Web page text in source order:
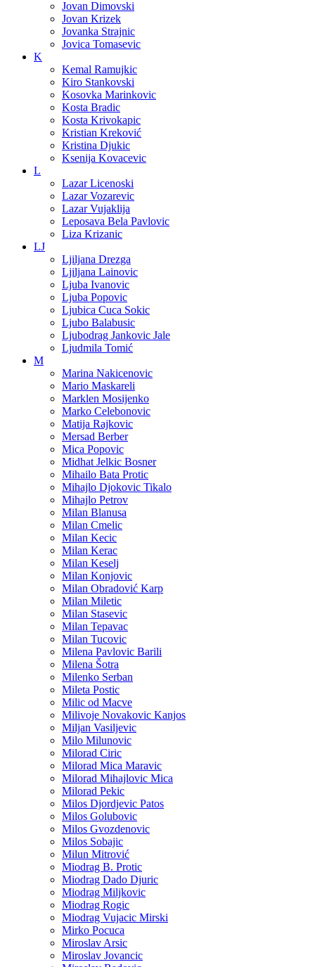
Jovan Dimovski
Jovan Krizek
Jovanka Strajnic
Jovica Tomasevic
K
Kemal Ramujkic
Kiro Stankovski
Kosovka Marinkovic
Kosta Bradic
Kosta Krivokapic
Kristian Kreković
Kristina Djukic
Ksenija Kovacevic
L
Lazar Licenoski
Lazar Vozarevic
Lazar Vujaklija
Leposava Bela Pavlovic
Liza Krizanic
LJ
Ljiljana Drezga
Ljiljana Lainovic
Ljuba Ivanovic
Ljuba Popovic
Ljubica Cuca Sokic
Ljubo Balabusic
Ljubodrag Jankovic Jale
Ljudmila Tomić
M
Marina Nakicenovic
Mario Maskareli
Marklen Mosijenko
Marko Celebonovic
Matija Rajkovic
Mersad Berber
Mica Popovic
Midhat Jelkic Bosner
Mihailo Bata Protic
Mihajlo Djokovic Tikalo
Mihajlo Petrov
Milan Blanusa
Milan Cmelic
Milan Kecic
Milan Kerac
Milan Keselj
Milan Konjovic
Milan Obradović Karp
Milan Miletic
Milan Stasevic
Milan Tepavac
Milan Tucovic
Milena Pavlovic Barili
Milena Šotra
Milenko Serban
Mileta Postic
Milic od Macve
Milivoje Novakovic Kanjos
Miljan Vasiljevic
Milo Milunovic
Milorad Ciric
Milorad Mica Maravic
Milorad Mihajlovic Mica
Milorad Pekic
Milos Djordjevic Patos
Milos Golubovic
Milos Gvozdenovic
Milos Sobajic
Milun Mitrović
Miodrag B. Protic
Miodrag Dado Djuric
Miodrag Miljkovic
Miodrag Rogic
Miodrag Vujacic Mirski
Mirko Pocuca
Miroslav Arsic
Miroslav Jovancic